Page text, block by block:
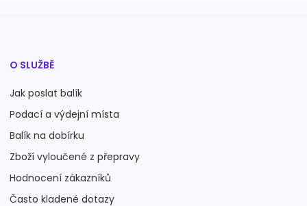
O SLUŽBĚ
Jak poslat balík
Podací a výdejní místa
Balík na dobírku
Zboží vyloučené z přepravy
Hodnocení zákazníků
Často kladené dotazy